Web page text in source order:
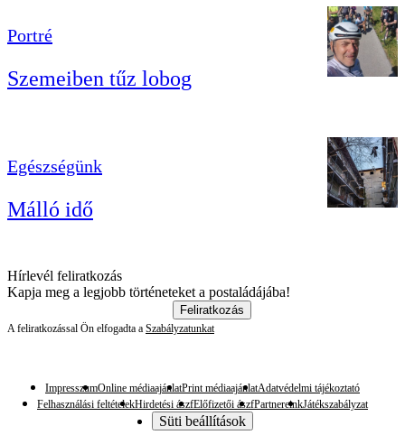
Portré
Szemeiben tűz lobog
Egészségünk
Málló idő
Hírlevél feliratkozás
Kapja meg a legjobb történeteket a postaládájába!
Feliratkozás
A feliratkozással Ön elfogadta a Szabályzatunkat
ImpresszumOnline médiaajánlatPrint médiaajánlatAdatvédelmi tájékoztató
Felhasználási feltételekHirdetési ászfElőfizetői ászfPartnereinkJátékszabályzat
Süti beállítások